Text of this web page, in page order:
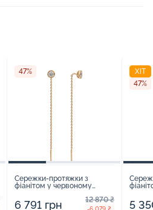
47%
Сережки-протяжки з
фіанітом у червоному
6 791 грн 12 870 ₴
ХІТ
47%
5